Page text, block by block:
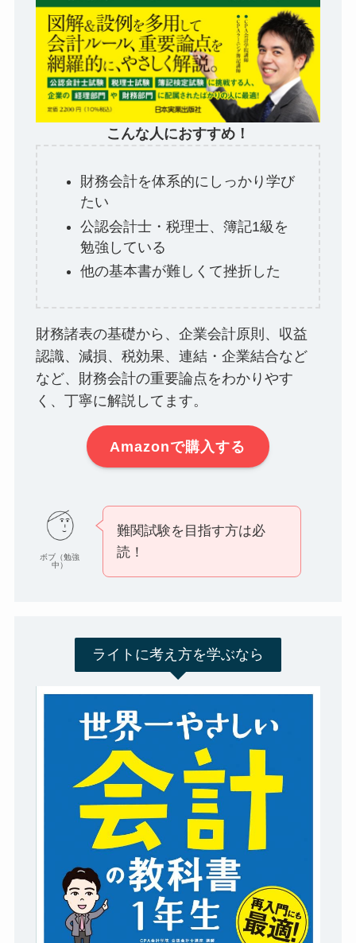
こんな人におすすめ！
財務会計を体系的にしっかり学び
たい
公認会計士・税理士、簿記1級を
勉強している
他の基本書が難しくて挫折した
財務諸表の基礎から、企業会計原則、収益
認識、減損、税効果、連結・企業結合など
など、財務会計の重要論点をわかりやす
く、丁寧に解説してます。
Amazonで購入する
ボブ（勉強
中）
難関試験を目指す方は必
読！
ライトに考え方を学ぶなら